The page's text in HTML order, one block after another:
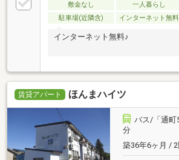
敷金なし 一人暮らし
駐車場(近隣含)
インターネット無料
インターネット無料♪
賃貸アパート ほんまハイツ
バス/「通町
分
築36年6ヶ月 /